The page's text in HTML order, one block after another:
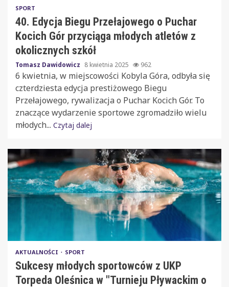
SPORT
40. Edycja Biegu Przełajowego o Puchar
Kocich Gór przyciąga młodych atletów z
okolicznych szkół
Tomasz Dawidowicz 8 kwietnia 2025 962
6 kwietnia, w miejscowości Kobyla Góra, odbyła się
czterdziesta edycja prestiżowego Biegu
Przełajowego, rywalizacja o Puchar Kocich Gór. To
znaczące wydarzenie sportowe zgromadziło wielu
młodych... Czytaj dalej
AKTUALNOŚCI SPORT
Sukcesy młodych sportowców z UKP
Torpeda Oleśnica w "Turnieju Pływackim o